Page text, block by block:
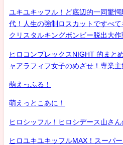
ユキユキッフル！ど底辺的一同驚
代！人生の強制ロスカットですべ
クリスタルキングボンビー脱出大作
ヒロコンプレックスNIGHT 的まと
ャアラフィフ女子のめざせ！専業
萌えっふる！
萌えっとこあに！
ヒロシッフル！ヒロシデース山さ
ヒロユキユキッフルMAX！スーパー